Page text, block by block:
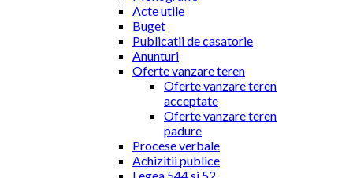
Acte utile
Buget
Publicatii de casatorie
Anunturi
Oferte vanzare teren
Oferte vanzare teren
acceptate
Oferte vanzare teren
padure
Procese verbale
Achizitii publice